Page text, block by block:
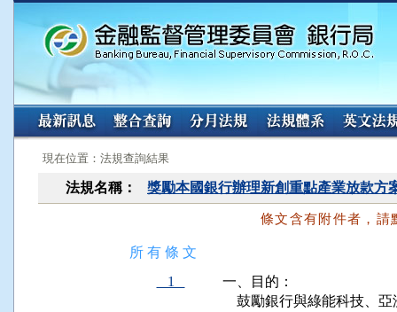
:::
現在位置：法規查詢結果
法規名稱： 獎勵本國銀行辦理新創重點產業放款方
條文含有附件者，請
所 有 條 文
1
一、目的：
鼓勵銀行與綠能科技、